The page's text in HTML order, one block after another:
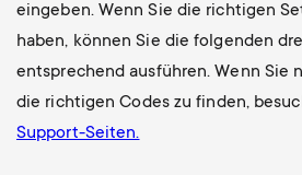
eingeben. Wenn Sie die richtigen
haben, können Sie die folgenden
entsprechend ausführen. Wenn Sie
die richtigen Codes zu finden,
Support-Seiten.